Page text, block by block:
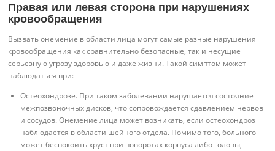
Правая или левая сторона при нарушениях
кровообращения
Вызвать онемение в области лица могут самые разные нарушения
кровообращения как сравнительно безопасные, так и несущие
серьезную угрозу здоровью и даже жизни. Такой симптом может
наблюдаться при:
Остеохондрозе. При таком заболевании нарушается состояние
межпозвоночных дисков, что сопровождается сдавлением нервов
и сосудов. Онемение лица может возникать, если остеохондроз
наблюдается в области шейного отдела. Помимо того, больного
может беспокоить хруст при поворотах корпуса либо головы,